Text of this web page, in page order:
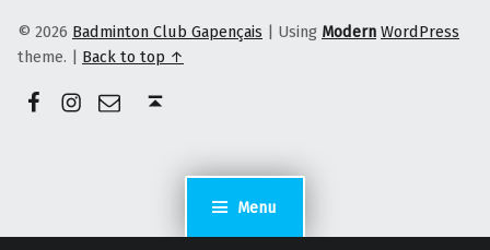
Menu
© 2026 Badminton Club Gapençais | Using Modern WordPress
theme. | Back to top ↑